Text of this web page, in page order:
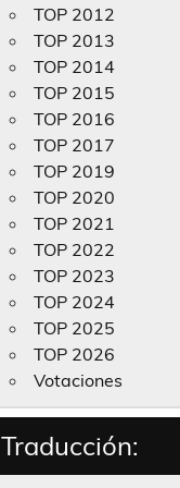
TOP 2012
TOP 2013
TOP 2014
TOP 2015
TOP 2016
TOP 2017
TOP 2019
TOP 2020
TOP 2021
TOP 2022
TOP 2023
TOP 2024
TOP 2025
TOP 2026
Votaciones
Traducción: